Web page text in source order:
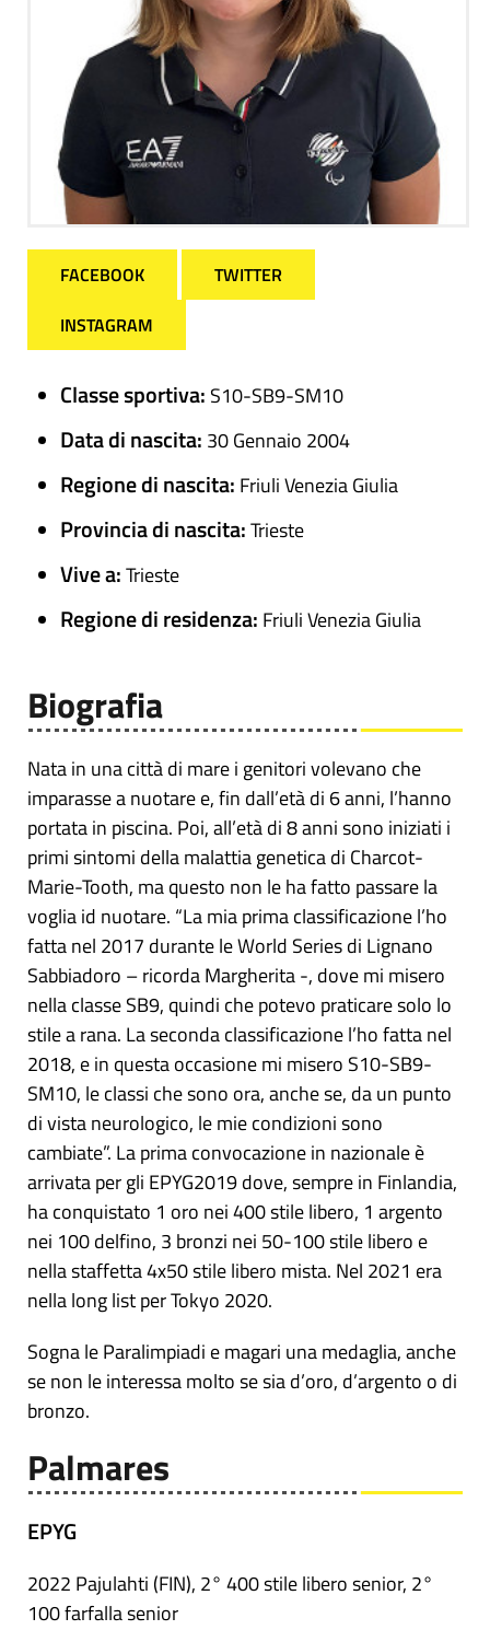
FACEBOOK
TWITTER
INSTAGRAM
Classe sportiva: S10-SB9-SM10
Data di nascita: 30 Gennaio 2004
Regione di nascita: Friuli Venezia Giulia
Provincia di nascita:Trieste
Vive a:Trieste
Regione di residenza: Friuli Venezia Giulia
Biografia
Nata in una città di mare i genitori volevano che
imparasse a nuotare e, fin dall’età di 6 anni, l’hanno
portata in piscina. Poi, all’età di 8 anni sono iniziati i
primi sintomi della malattia genetica di Charcot-
Marie-Tooth, ma questo non le ha fatto passare la
voglia id nuotare. “La mia prima classificazione l’ho
fatta nel 2017 durante le World Series di Lignano
Sabbiadoro – ricorda Margherita -, dove mi misero
nella classe SB9, quindi che potevo praticare solo lo
stile a rana. La seconda classificazione l’ho fatta nel
2018, e in questa occasione mi misero S10-SB9-
SM10, le classi che sono ora, anche se, da un punto
di vista neurologico, le mie condizioni sono
cambiate”. La prima convocazione in nazionale è
arrivata per gli EPYG2019 dove, sempre in Finlandia,
ha conquistato 1 oro nei 400 stile libero, 1 argento
nei 100 delfino, 3 bronzi nei 50-100 stile libero e
nella staffetta 4x50 stile libero mista. Nel 2021 era
nella long list per Tokyo 2020.
Sogna le Paralimpiadi e magari una medaglia, anche
se non le interessa molto se sia d’oro, d’argento o di
bronzo.
Palmares
EPYG
2022 Pajulahti (FIN), 2° 400 stile libero senior, 2°
100 farfalla senior